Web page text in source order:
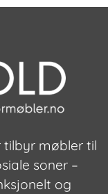
møbler til
soner –
og